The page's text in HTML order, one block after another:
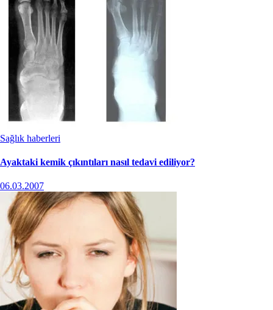
Sağlık haberleri
Ayaktaki kemik çıkıntıları nasıl tedavi ediliyor?
06.03.2007